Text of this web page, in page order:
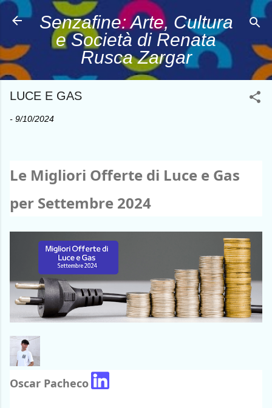
Passa ai
Senzafine: Arte, Cultura
e Società di Renata
Rusca Zargar
LUCE E GAS
- 9/10/2024
Le Migliori Offerte di Luce e Gas
per Settembre 2024
Oscar Pacheco